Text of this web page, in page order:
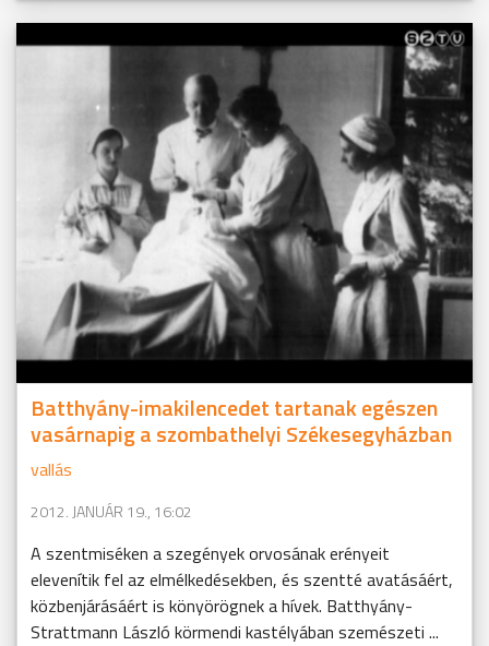
Batthyány-imakilencedet tartanak egészen
vasárnapig a szombathelyi Székesegyházban
vallás
2012. JANUÁR 19., 16:02
A szentmiséken a szegények orvosának erényeit
elevenítik fel az elmélkedésekben, és szentté avatásáért,
közbenjárásáért is könyörögnek a hívek. Batthyány-
Strattmann László körmendi kastélyában szemészeti ...